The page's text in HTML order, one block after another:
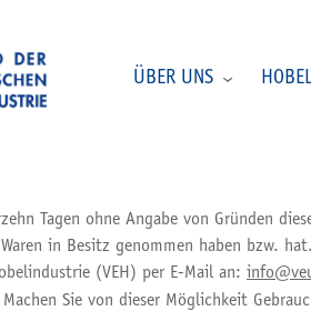
ÜBER UNS
Tagen ohne Angabe von Gründen
in Besitz genommen haben bzw.
(VEH) per E-Mail an:
Sie von dieser Möglichkeit